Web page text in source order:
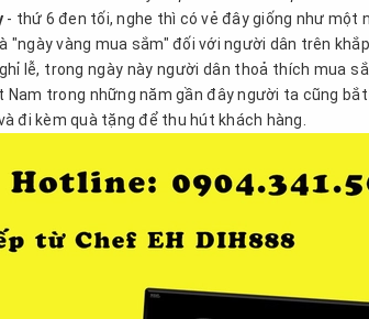
- thứ 6 đen tối, nghe thì có vẻ đây giống như một
"ngày vàng mua sắm" đối với người dân trên
lễ, trong ngày này người dân thoả thích mua
Nam trong những năm gần đây người ta cũng
đi kèm quà tặng để thu hút khách hàng.